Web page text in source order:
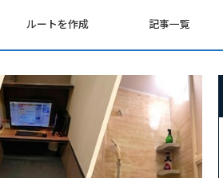
ルートを作成 記事一覧